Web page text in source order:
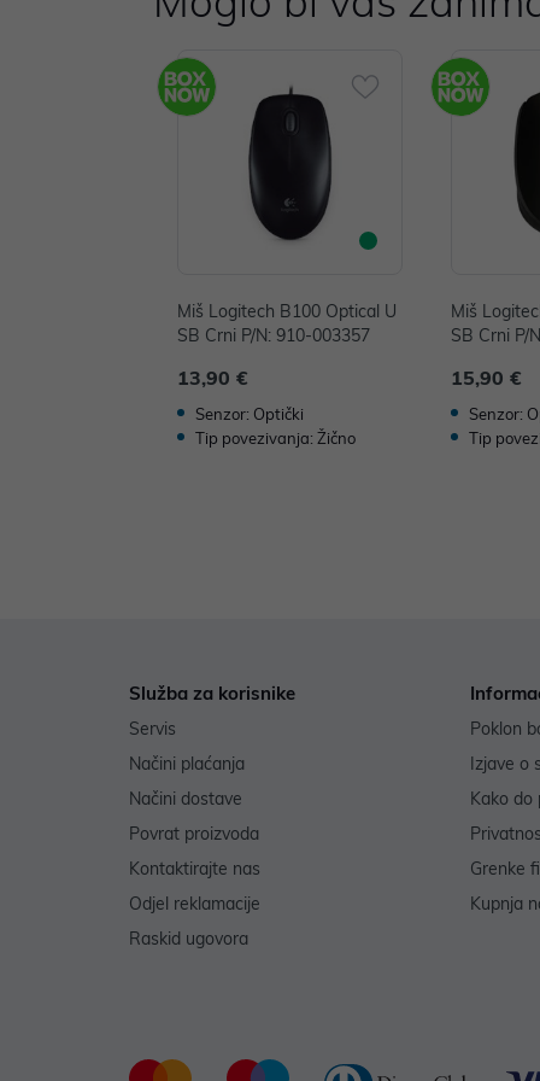
Miš Logitech B100 Optical U
SB Crni P/N: 910-003357
13,90 €
Senzor: Optički
Tip povezivanja: Žično
Miš
SB Crni P/
15,90 €
Senzor:
Tip
Služba za korisnike
Servis
Načini plaćanja
Načini dostave
Povrat proizvoda
Kontaktirajte nas
Odjel reklamacije
Raskid ugovora
Poklon
Izjave o
Kako do
Grenke
Kupnja